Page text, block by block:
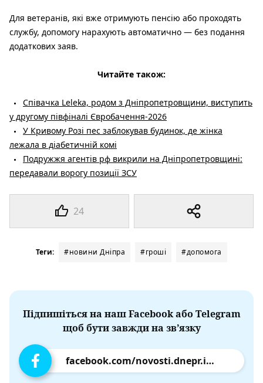
24
Для ветеранів, які вже отримують пенсію або проходять
службу, допомогу нарахують автоматично — без подання
додаткових заяв.
Читайте також:
Співачка Leleka, родом з Дніпропетровщини, виступить
у другому півфіналі Євробачення-2026
У Кривому Розі пес заблокував будинок, де жінка
лежала в діабетичній комі
Подружжя агентів рф викрили на Дніпропетровщині:
передавали ворогу позиції ЗСУ
Теги: #новини Дніпра #гроші #допомога
Підпишіться на наш Facebook або Telegram
щоб бути завжди на зв’язку
facebook.com/novosti.dnepr.info